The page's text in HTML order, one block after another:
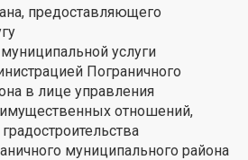
предоставляющего
услуги
Пограничного
в лице управления
отношений,
муниципального района